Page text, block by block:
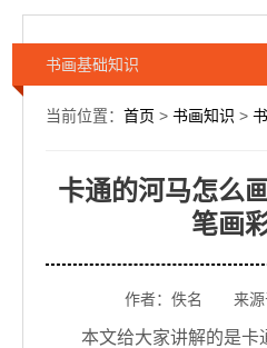
书画基础知识
当前位置： 首页 > 书画知识 >
卡通的河马怎么
笔画
作者：佚名 来源
本文给大家讲解的是卡